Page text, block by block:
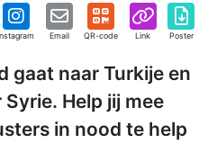
Email QR-code Link Poster
gaat naar Turkije en
Help jij mee
in nood te help